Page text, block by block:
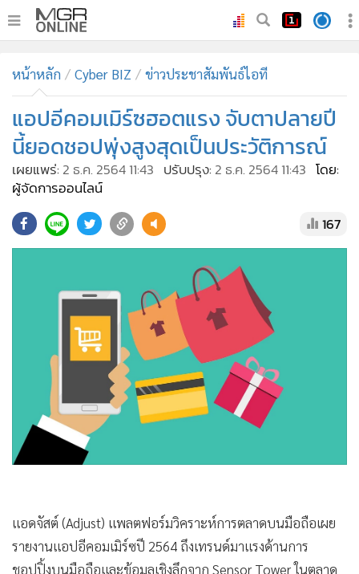
ทันเหตุการณ์
• ภาคใต้
• ภูมิภาค
Online Section
• บันเทิง
• ผู้จัดการรายวัน
• คอลัมนิสต์
Good health & Well-being
Green Innovation & SD
Management & HR
MGR Live
•
Infographic
• กีฬา
ต่างประเทศ
หน้าหลัก Cyber BIZ ข่าวประชาสัมพันธ์ไอที
แอปอีคอมเมิร์ซฮอตแรง จับตาปลายปี
นี้ยอดชอปพุ่งสูงสุดเป็นประวัติการณ์
เผยแพร่: 2 ธ.ค. 2564 11:43 ปรับปรุง: 2 ธ.ค. 2564 11:43 โดย:
ผู้จัดการออนไลน์
167
แอดจัสต์ (Adjust) แพลตฟอร์มวิคราะห์การตลาดบนมือถือเผย
รายงานแอปอีคอมเมิร์ซปี 2564 ถึงเทรนด์มาแรงด้านการ
ชอปปิ้งบนมือถือและข้อมูลเชิงลึกจาก Sensor Tower ในตลาด